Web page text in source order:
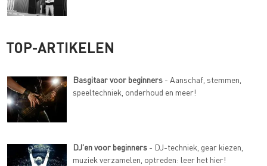
TOP-ARTIKELEN
Basgitaar voor beginners - Aanschaf, stemmen,
speeltechniek, onderhoud en meer!
DJ'en voor beginners - DJ-techniek, gear kiezen,
muziek verzamelen, optreden: leer het hier!